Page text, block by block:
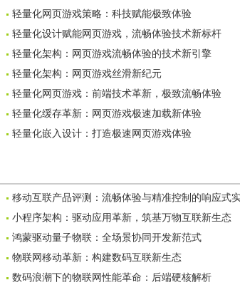
轻量化网页游戏策略：科技赋能极致体验
轻量化设计赋能网页游戏，流畅体验技术新标杆
轻量化架构：网页游戏流畅体验的技术新引擎
轻量化架构：网页游戏丝滑新纪元
轻量化网页游戏：前端技术革新，极致流畅体验
轻量化缓存革新：网页游戏极速加载新体验
轻量化嵌入设计：打造极速网页游戏体验
移动互联产品评测：流畅体验与精准控制的响应式
小程序架构：驱动应用革新，筑基万物互联新生态
鸿蒙驱动量子物联：全场景协同开发新范式
物联网移动革新：构建数码互联新生态
数码浪潮下的物联网性能革命：后端硬核解析